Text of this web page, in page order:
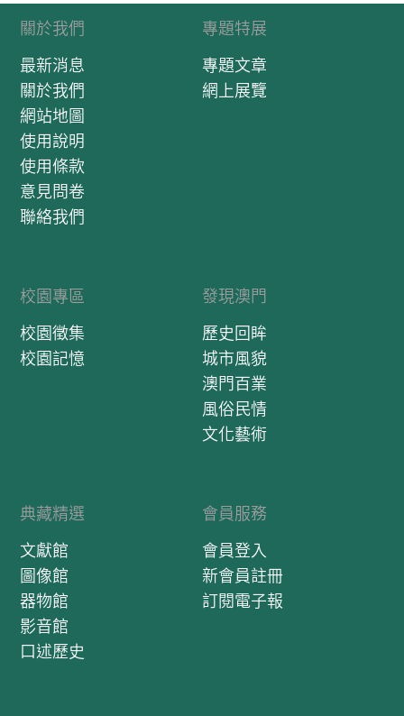
關於我們
最新消息
關於我們
網站地圖
使用說明
使用條款
意見問卷
聯絡我們
專題特展
專題文章
網上展覽
校園專區
校園徵集
校園記憶
發現澳門
歷史回眸
城市風貌
澳門百業
風俗民情
文化藝術
典藏精選
文獻館
圖像館
器物館
影音館
口述歷史
會員服務
會員登入
新會員註冊
訂閱電子報